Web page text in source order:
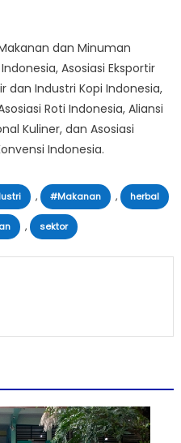
dan Minuman
Asosiasi Eksportir
dan Industri Kopi Indonesia,
Roti Indonesia, Aliansi
Kuliner, dan Asosiasi
Indonesia.
, #Makanan , herbal
, sektor